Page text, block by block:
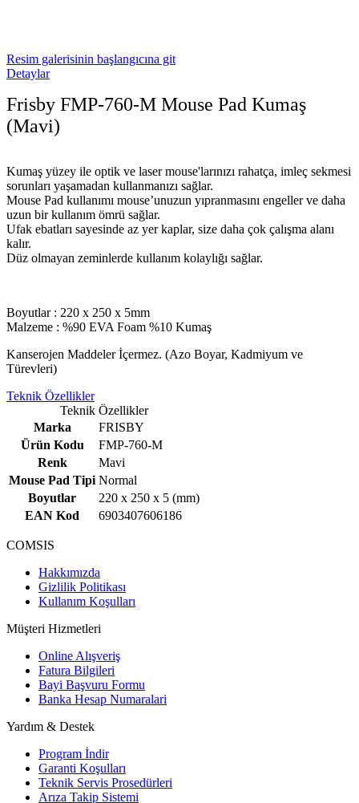
Resim galerisinin başlangıcına git
Detaylar
Frisby FMP-760-M Mouse Pad Kumaş
(Mavi)
Kumaş yüzey ile optik ve laser mouse'larınızı rahatça, imleç sekmesi
sorunları yaşamadan kullanmanızı sağlar.
Mouse Pad kullanımı mouse’unuzun yıpranmasını engeller ve daha
uzun bir kullanım ömrü sağlar.
Ufak ebatları sayesinde az yer kaplar, size daha çok çalışma alanı
kalır.
Düz olmayan zeminlerde kullanım kolaylığı sağlar.
Boyutlar : 220 x 250 x 5mm
Malzeme : %90 EVA Foam %10 Kumaş
Kanserojen Maddeler İçermez. (Azo Boyar, Kadmiyum ve
Türevleri)
Teknik Özellikler
Teknik Özellikler
Marka
FRISBY
Ürün Kodu
FMP-760-M
Renk
Mavi
Mouse Pad Tipi Normal
Boyutlar
220 x 250 x 5 (mm)
EAN Kod
6903407606186
COMSIS
Hakkımızda
Gizlilik Politikası
Kullanım Koşulları
Müşteri Hizmetleri
Online Alışveriş
Fatura Bilgileri
Bayi Başvuru Formu
Banka Hesap Numaralari
Yardım & Destek
Program İndir
Garanti Koşulları
Teknik Servis Prosedürleri
Arıza Takip Sistemi